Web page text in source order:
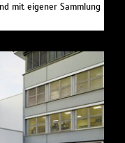
mit eigener Sammlung